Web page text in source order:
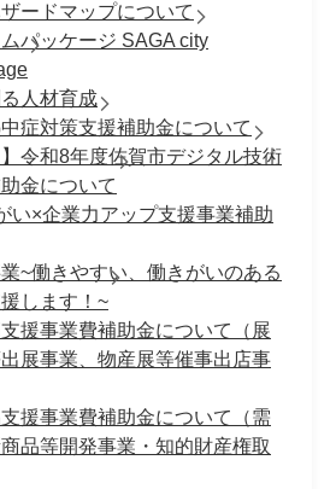
ードマップについて
パッケージ SAGA city
人材育成
症対策支援補助金について
】令和8年度佐賀市デジタル技術
金について
い×企業力アップ支援事業補助
~働きやすい、働きがいのある
します！~
援事業費補助金について（展
展事業、物産展等催事出店事
援事業費補助金について（需
品等開発事業・知的財産権取